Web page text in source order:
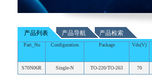
产品列表 产品导航 产品检索
Part_No Configuration Package Vds(V)
S70N06R Single-N TO-220/TO-263 70